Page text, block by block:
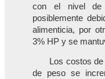
con el nivel de
posiblemente
alimenticia, por
3% HP y se
Los costos
de peso se